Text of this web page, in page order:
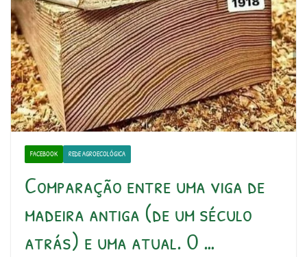
FACEBOOK REDE AGROECOLÓGICA
Comparação entre uma viga de
madeira antiga (de um século
atrás) e uma atual. O …